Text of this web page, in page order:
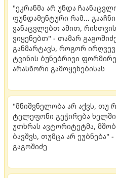
"ეკრანმა არ უნდა
ფუნდამენტური რამ...
ვანაცვლებთ ამით, რისთვის
ვიყენებთ" - თამარ
განმარტავს, როგორ
ტვინის ბუნებრივი
არასწორი გამოყენებისას
"მნიშვნელობა არ აქვს, თუ
ტელეფონი გეჭირება
უთხრას ავტორიტეტმა,
ბავშვს, თუმცა არ ეუბნება"
გაგოშიძე